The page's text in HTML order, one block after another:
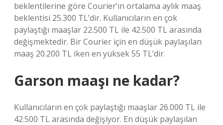
beklentilerine göre Courier’ın ortalama aylık maaş
beklentisi 25.300 TL’dir. Kullanıcıların en çok
paylaştığı maaşlar 22.500 TL ile 42.500 TL arasında
değişmektedir. Bir Courier için en düşük paylaşılan
maaş 20.200 TL iken en yüksek 55 TL’dir.
Garson maaşı ne kadar?
Kullanıcıların en çok paylaştığı maaşlar 26.000 TL ile
42.500 TL arasında değişiyor. En düşük paylaşılan